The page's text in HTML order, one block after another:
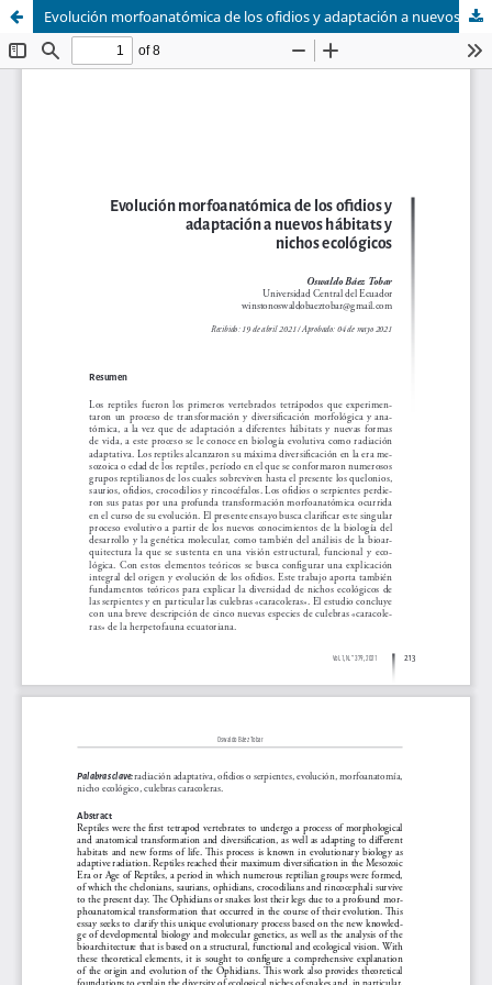
Evolución morfoanatómica de los ofidios y adaptación a nuevos hábitats y nichos ecológicos